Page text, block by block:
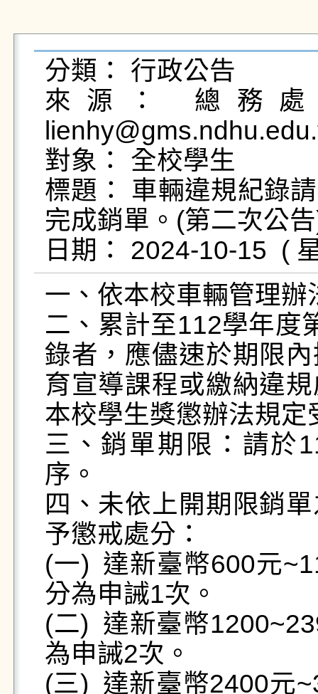
分類： 行政公告
來源： 總務
對象： 全校學生
標題： 車輛違規紀錄
完成銷單。(第二次公
一、依本校車輛管理
二、累計至112學年度
錄者，應儘速於期限
育宣導課程或繳納違
本校學生獎懲辦法規定
三、銷單期限：請於
序。
四、未依上開期限銷
予懲戒處分：
(一)	達新臺幣600元~1199元，換算為6點~11點，處
分為申誡1次。
(二)	達新臺幣1200~2399元，換算為12~23點，處分
為申誡2次。
(三)	達新臺幣2400元~3999元，換算為24點~39點，